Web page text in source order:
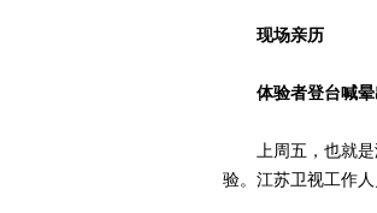
现场亲历
体验者登台喊晕
上周五，也就是
验。江苏卫视工作